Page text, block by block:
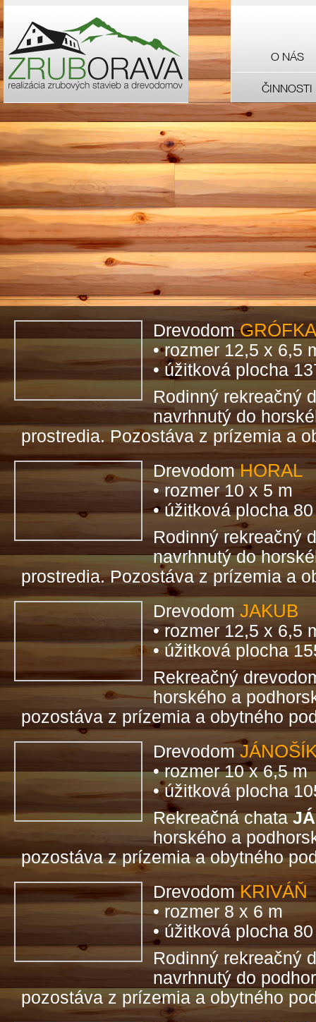
O NÁS
ČINNOSTI
DrevodomGRÓFKA
• rozmer 12,5 x 6,5
• úžitková plocha
Rodinný rekreačný
navrhnutý do
prostredia. Pozostáva z prízemia a
DrevodomHORAL
• rozmer 10 x 5 m
• úžitková plocha
Rodinný rekreačný
navrhnutý do
prostredia. Pozostáva z prízemia a
Drevodom JAKUB
• rozmer 12,5 x 6,5
• úžitková plocha
Rekreačný
horského a
pozostáva z prízemia a obytného
Drevodom
• rozmer 10 x 6,5 m
• úžitková plocha
Rekreačná chata
horského a
pozostáva z prízemia a obytného
Drevodom KRIVÁŇ
• rozmer 8 x 6 m
• úžitková plocha
Rodinný rekreačný
navrhnutý do
pozostáva z prízemia a obytného